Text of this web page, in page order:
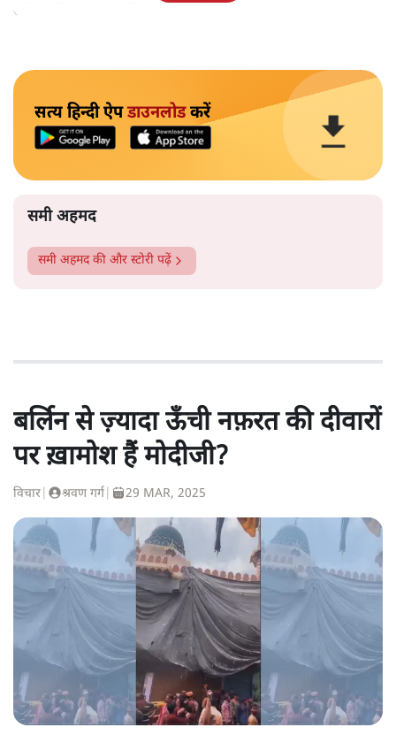
अधिकारियों को उर्दू सिखाई जाएगी।
सत्य हिन्दी ऐपडाउनलोडकरें
समी अहमद
समी अहमदकी और स्टोरी पढ़ें
बर्लिन से ज़्यादा ऊँची नफ़रत की दीवारों
पर ख़ामोश हैं मोदीजी?
विचार श्रवण गर्ग 29 MAR, 2025